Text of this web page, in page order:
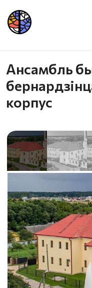
Ансамбль
корпус